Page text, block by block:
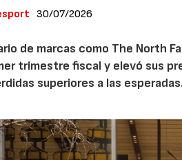
30/07/2026
de marcas como The North
trimestre fiscal y elevó sus
superiores a las